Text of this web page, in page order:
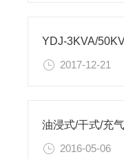
2017-12-21
2016-05-06